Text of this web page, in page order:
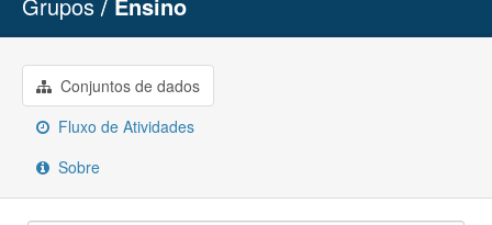
Conjuntos de dados
Organizações
Grupos
Sobre
Conjuntos de dados
Fluxo de Atividades
Sobre